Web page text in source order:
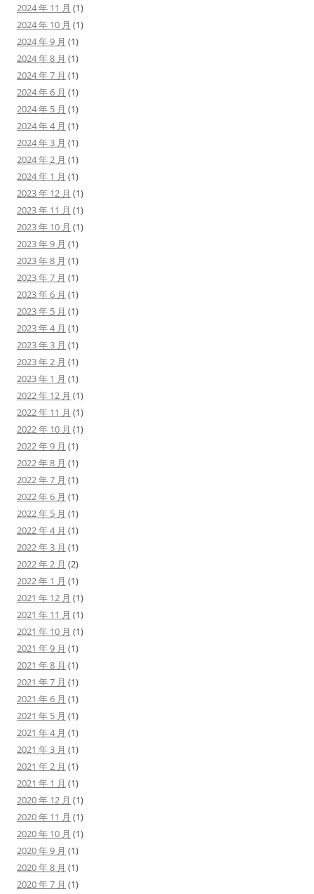
2024 年 11 月 (1)
2024 年 10 月 (1)
2024 年 9 月 (1)
2024 年 8 月 (1)
2024 年 7 月 (1)
2024 年 6 月 (1)
2024 年 5 月 (1)
2024 年 4 月 (1)
2024 年 3 月 (1)
2024 年 2 月 (1)
2024 年 1 月 (1)
2023 年 12 月 (1)
2023 年 11 月 (1)
2023 年 10 月 (1)
2023 年 9 月 (1)
2023 年 8 月 (1)
2023 年 7 月 (1)
2023 年 6 月 (1)
2023 年 5 月 (1)
2023 年 4 月 (1)
2023 年 3 月 (1)
2023 年 2 月 (1)
2023 年 1 月 (1)
2022 年 12 月 (1)
2022 年 11 月 (1)
2022 年 10 月 (1)
2022 年 9 月 (1)
2022 年 8 月 (1)
2022 年 7 月 (1)
2022 年 6 月 (1)
2022 年 5 月 (1)
2022 年 4 月 (1)
2022 年 3 月 (1)
2022 年 2 月 (2)
2022 年 1 月 (1)
2021 年 12 月 (1)
2021 年 11 月 (1)
2021 年 10 月 (1)
2021 年 9 月 (1)
2021 年 8 月 (1)
2021 年 7 月 (1)
2021 年 6 月 (1)
2021 年 5 月 (1)
2021 年 4 月 (1)
2021 年 3 月 (1)
2021 年 2 月 (1)
2021 年 1 月 (1)
2020 年 12 月 (1)
2020 年 11 月 (1)
2020 年 10 月 (1)
2020 年 9 月 (1)
2020 年 8 月 (1)
2020 年 7 月 (1)